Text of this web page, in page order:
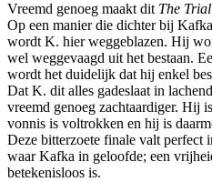
Vreemd genoeg maakt dit The Trial
Op een manier die dichter bij
wordt K. hier weggeblazen. Hij
wel weggevaagd uit het bestaan.
wordt het duidelijk dat hij enkel
Dat K. dit alles gadeslaat in
vreemd genoeg zachtaardiger. Hij
vonnis is voltrokken en hij is
Deze bitterzoete finale valt perfect
waar Kafka in geloofde; een
betekenisloos is.